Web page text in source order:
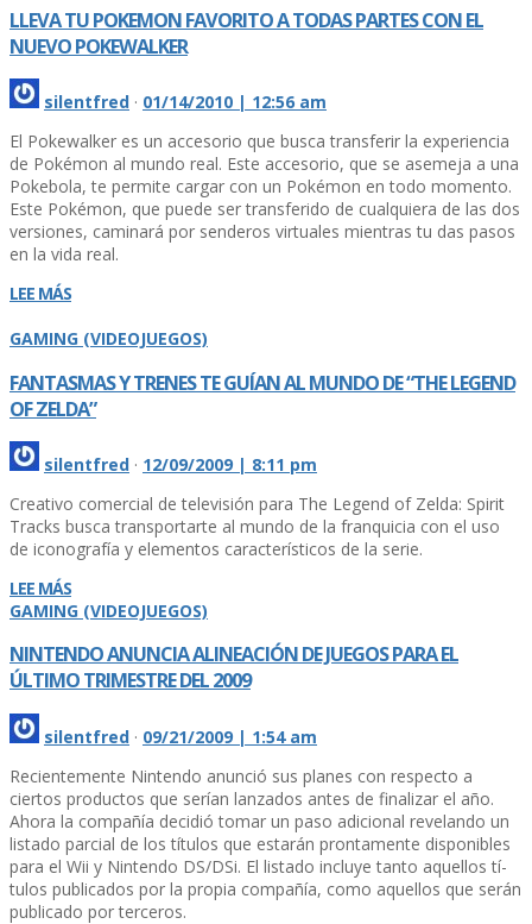
LLEVA TU POKEMON FAVORITO A TODAS PARTES CON EL
NUEVO POKEWALKER
silentfred · 01/14/2010 | 12:56 am
El Pokewalker es un accesorio que busca transferir la experiencia
de Pokémon al mundo real. Este accesorio, que se asemeja a una
Pokebola, te permite cargar con un Pokémon en todo momento.
Este Pokémon, que puede ser transferido de cualquiera de las dos
versiones, caminará por senderos virtuales mientras tu das pasos
en la vida real.
LEE MÁS
GAMING (VIDEOJUEGOS)
FANTASMAS Y TRENES TE GUÍ­AN AL MUNDO DE “THE LEGEND
OF ZELDA”
silentfred · 12/09/2009 | 8:11 pm
Creativo comercial de televisión para The Legend of Zelda: Spirit
Tracks busca transportarte al mundo de la franquicia con el uso
de iconografí­a y elementos caracterí­sticos de la serie.
LEE MÁS
GAMING (VIDEOJUEGOS)
NINTENDO ANUNCIA ALINEACIÓN DE JUEGOS PARA EL
ÚLTIMO TRIMESTRE DEL 2009
silentfred · 09/21/2009 | 1:54 am
Recientemente Nintendo anunció sus planes con respecto a
ciertos productos que serí­an lanzados antes de finalizar el año.
Ahora la compañí­a decidió tomar un paso adicional revelando un
listado parcial de los tí­tulos que estarán prontamente disponibles
para el Wii y Nintendo DS/DSi. El listado incluye tanto aquellos tí­
tulos publicados por la propia compañí­a, como aquellos que serán
publicado por terceros.